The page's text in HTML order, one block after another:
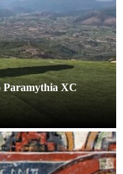
Paramythia XC